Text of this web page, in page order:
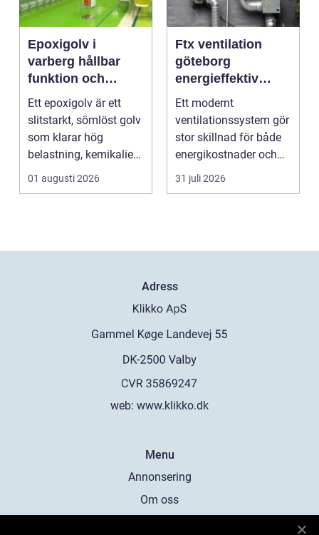
Epoxigolv i
varberg hållbar
funktion och
snygg design i
samma lösning
Ett epoxigolv är ett
slitstarkt, sömlöst golv
som klarar hög
belastning, kemikalier
och väta utan at...
01 augusti 2026
Ftx ventilation
göteborg
energieffektiv
lösning för ett
bättre
inomhusklimat
Ett modernt
ventilationssystem gör
stor skillnad för både
energikostnader och
välmående. I en stad
s...
31 juli 2026
Adress
web: www.klikko.dk
Menu
Annonsering
Om oss